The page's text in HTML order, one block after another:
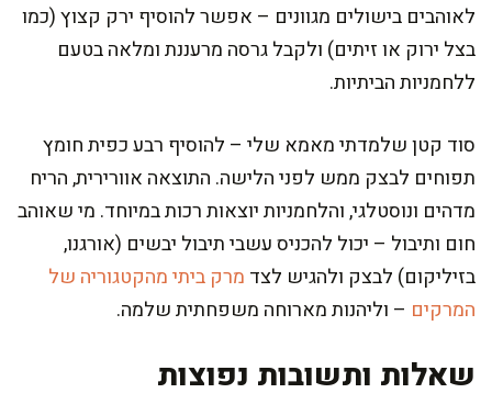
לאוהבים בישולים מגוונים – אפשר להוסיף ירק קצוץ (כמו
בצל ירוק או זיתים) ולקבל גרסה מרעננת ומלאה בטעם
ללחמניות הביתיות.
סוד קטן שלמדתי מאמא שלי – להוסיף רבע כפית חומץ
תפוחים לבצק ממש לפני הלישה. התוצאה אוורירית, הריח
מדהים ונוסטלגי, והלחמניות יוצאות רכות במיוחד. מי שאוהב
חום ותיבול – יכול להכניס עשבי תיבול יבשים (אורגנו,
בזיליקום) לבצק ולהגיש לצד מרק ביתי מהקטגוריה של
המרקים – וליהנות מארוחה משפחתית שלמה.
שאלות ותשובות נפוצות